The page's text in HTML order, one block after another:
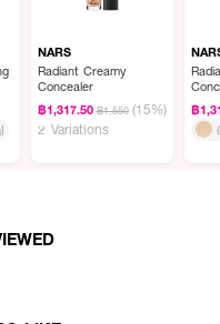
NARS
Radiant Creamy
Concealer
฿1,317.50 ฿1,550 (15%)
2 Variations
฿